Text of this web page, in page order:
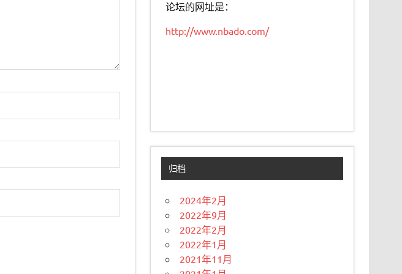
论坛的网址是：
http://www.nbado.com/
归档
2024年2月
2022年9月
2022年2月
2022年1月
2021年11月